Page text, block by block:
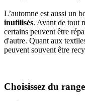
L’automne est aussi un
inutilisés. Avant de tout
certains peuvent être
d'autre. Quant aux
peuvent souvent être
Choisissez du